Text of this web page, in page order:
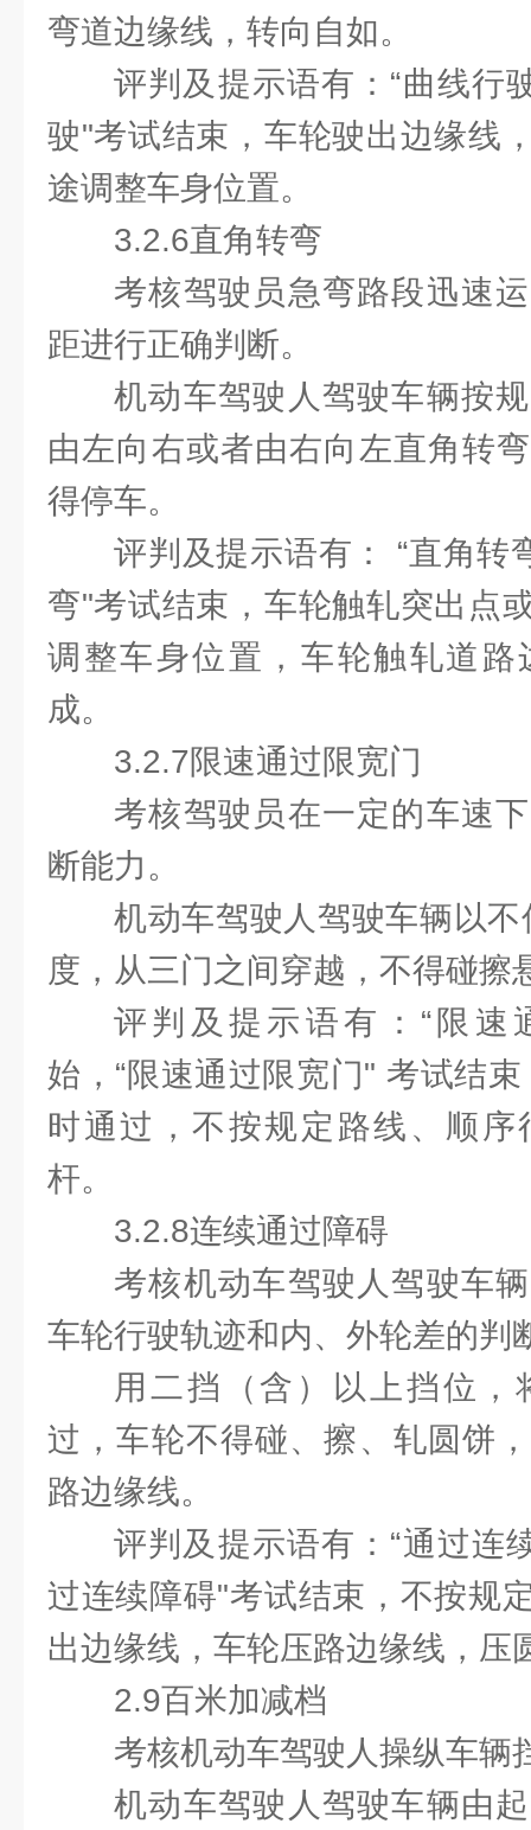
弯道边缘线，转向自如。
评判及提示语有：“曲线行
驶"考试结束，车轮驶出边缘线
途调整车身位置。
3.2.6直角转弯
考核驾驶员急弯路段迅速
距进行正确判断。
机动车驾驶人驾驶车辆按
由左向右或者由右向左直角转
得停车。
评判及提示语有： “直角转
弯"考试结束，车轮触轧突出点
调整车身位置，车轮触轧道路
成。
3.2.7限速通过限宽门
考核驾驶员在一定的车速
断能力。
机动车驾驶人驾驶车辆以
度，从三门之间穿越，不得碰擦
评判及提示语有：“限速
始，“限速通过限宽门" 考试结
时通过，不按规定路线、顺
杆。
3.2.8连续通过障碍
考核机动车驾驶人驾驶车
车轮行驶轨迹和内、外轮差的判
用二挡（含）以上挡位，
过，车轮不得碰、擦、轧圆饼
路边缘线。
评判及提示语有：“通过连
过连续障碍"考试结束，不按规
出边缘线，车轮压路边缘线，压
2.9百米加减档
考核机动车驾驶人操纵车辆
机动车驾驶人驾驶车辆由